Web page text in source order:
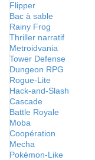
Flipper
Bac à sable
Rainy Frog
Thriller narratif
Metroidvania
Tower Defense
Dungeon RPG
Rogue-Lite
Hack-and-Slash
Cascade
Battle Royale
Moba
Coopération
Mecha
Pokémon-Like